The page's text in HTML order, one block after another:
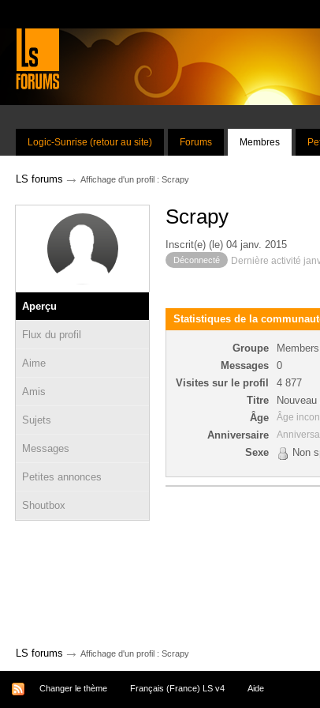
Logic-Sunrise (retour au site) Forums Membres
LS forums → Affichage d'un profil : Scrapy
Aperçu
Flux du profil
Aime
Amis
Sujets
Messages
Petites annonces
Shoutbox
Scrapy
Inscrit(e) (le) 04 janv. 2015
Déconnecté Dernière activité
Statistiques de la
Groupe
Members
Messages
0
Visites sur le profil
4 877
Titre
Âge
Âge
Anniversaire
Sexe Non
LS forums → Affichage d'un profil : Scrapy
Changer le thème Français (France) LS v4 Aide